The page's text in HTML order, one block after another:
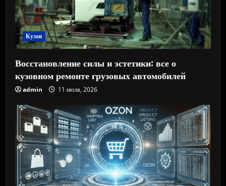
Кузов
Восстановление силы и эстетики: все о
кузовном ремонте грузовых автомобилей
admin 11 июля, 2026